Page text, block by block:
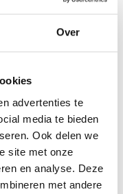
Over
advertenties te
media te bieden
Ook delen we
site met onze
en analyse. Deze
met andere
Chun